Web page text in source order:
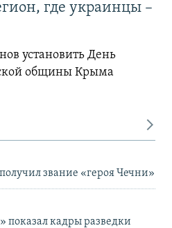
где украинцы –
установить День
общины Крыма
звание «героя Чечни»
показал кадры разведки